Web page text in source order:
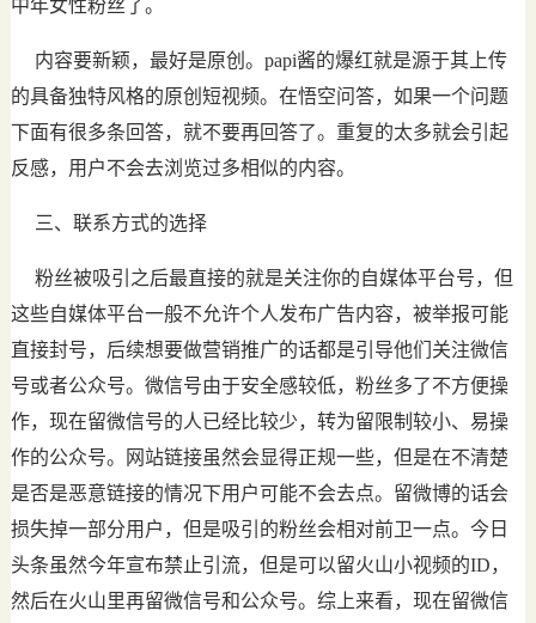
中年女性粉丝了。
内容要新颖，最好是原创。papi酱的爆红就是源于其上传
的具备独特风格的原创短视频。在悟空问答，如果一个问题
下面有很多条回答，就不要再回答了。重复的太多就会引起
反感，用户不会去浏览过多相似的内容。
三、联系方式的选择
粉丝被吸引之后最直接的就是关注你的自媒体平台号，但
这些自媒体平台一般不允许个人发布广告内容，被举报可能
直接封号，后续想要做营销推广的话都是引导他们关注微信
号或者公众号。微信号由于安全感较低，粉丝多了不方便操
作，现在留微信号的人已经比较少，转为留限制较小、易操
作的公众号。网站链接虽然会显得正规一些，但是在不清楚
是否是恶意链接的情况下用户可能不会去点。留微博的话会
损失掉一部分用户，但是吸引的粉丝会相对前卫一点。今日
头条虽然今年宣布禁止引流，但是可以留火山小视频的ID，
然后在火山里再留微信号和公众号。综上来看，现在留微信